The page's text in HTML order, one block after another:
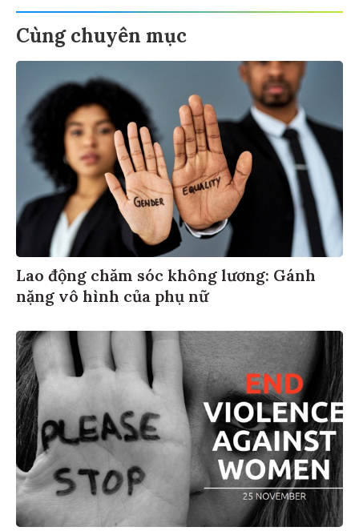
Cùng chuyên mục
Lao động chăm sóc không lương: Gánh
nặng vô hình của phụ nữ